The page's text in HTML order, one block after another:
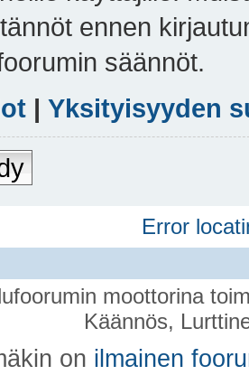
ennen
säännöt.
| Yksityisyyden
Error
moottorina
Käännös,
on ilmainen